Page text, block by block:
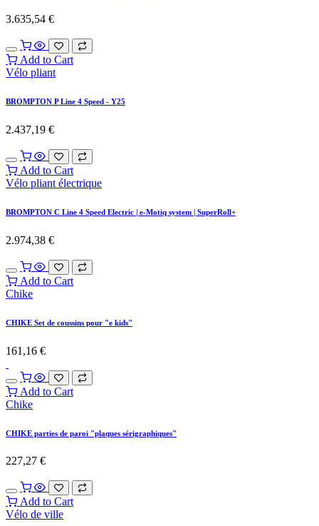
3.635,54 €
Add to Cart
Vélo pliant
BROMPTON P Line 4 Speed - Y25
2.437,19 €
Add to Cart
Vélo pliant électrique
BROMPTON C Line 4 Speed Electric | e-Motiq system | SuperRoll+
2.974,38 €
Add to Cart
Chike
CHIKE Set de coussins pour "e kids"
161,16 €
Add to Cart
Chike
CHIKE parties de paroi "plaques sérigraphiques"
227,27 €
Add to Cart
Vélo de ville